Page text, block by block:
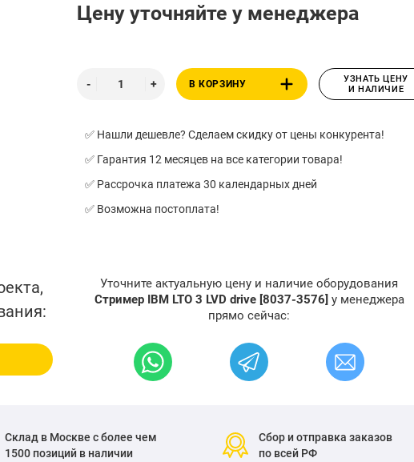
Цену уточняйте у менеджера
В КОРЗИНУ
УЗНАТЬ ЦЕНУ
И НАЛИЧИЕ
✅ Нашли дешевле? Сделаем скидку от цены конкурента!
✅ Гарантия 12 месяцев на все категории товара!
✅ Рассрочка платежа 30 календарных дней
✅ Возможна постоплата!
Уточните актуальную цену и наличие оборудования
Стример IBM LTO 3 LVD drive [8037-3576] у менеджера
прямо сейчас:
Склад в Москве с более чем
1500 позиций в наличии
Сбор и отправка заказов
по всей РФ